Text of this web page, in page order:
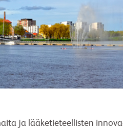
ja lääketieteellisten